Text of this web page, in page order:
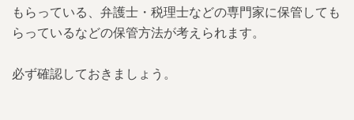
4.4.遺品整理を自分でした業社に依頼した
人の体験談
4.5.遺品整理を自分でするか業社に任せる
もらっている、弁護士・税理士などの専門家に保管しても
らっているなどの保管方法が考えられます。
必ず確認しておきましょう。